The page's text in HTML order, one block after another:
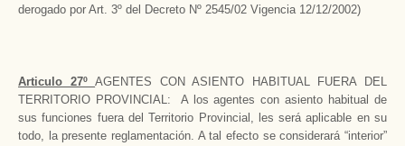
derogado por Art. 3º del Decreto Nº 2545/02 Vigencia 12/12/2002)
Articulo 27ºAGENTES CON ASIENTO HABITUAL FUERA DEL
TERRITORIO PROVINCIAL: A los agentes con asiento habitual de
sus funciones fuera del Territorio Provincial, les será aplicable en su
todo, la presente reglamentación. A tal efecto se considerará “interior”